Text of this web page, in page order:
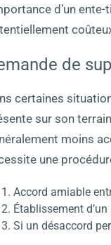
d’un
de
certaines
sur son
moins
une
Accord amiable
Établissement
Si un désaccord